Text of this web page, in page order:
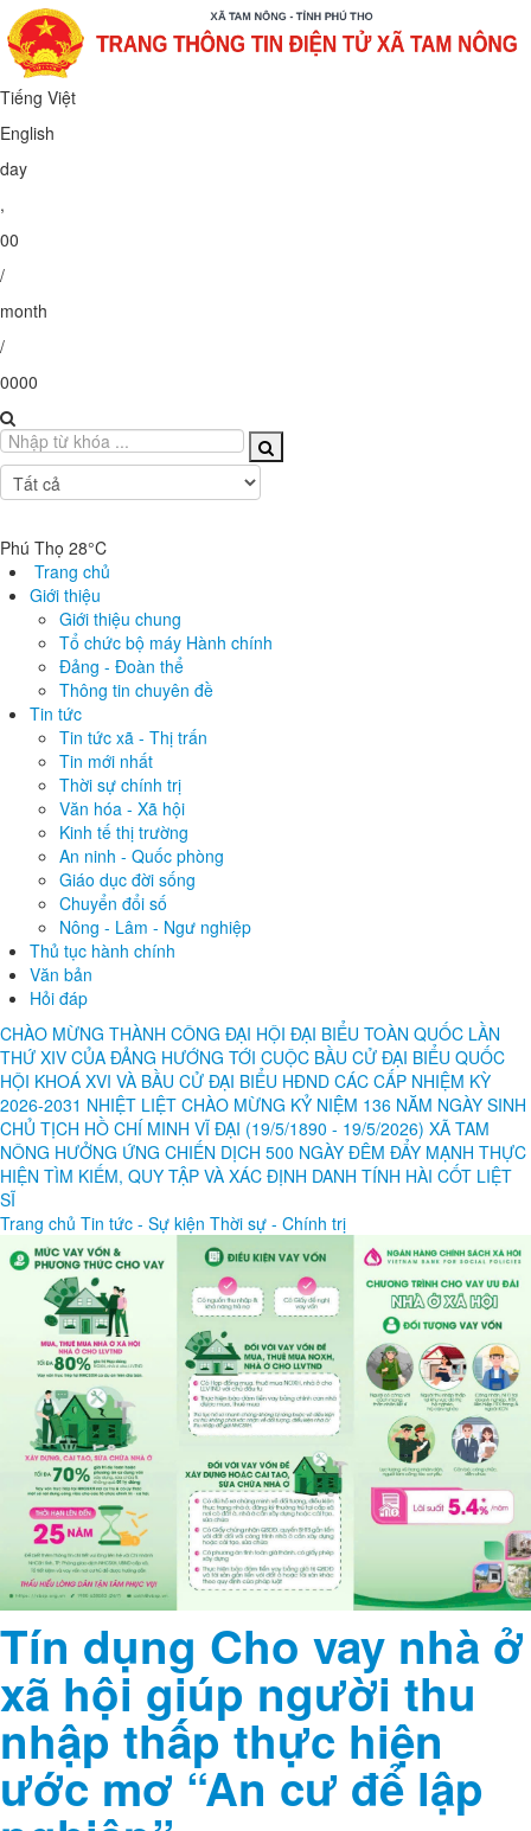
Tiếng Việt
English
day
,
00
/
month
/
0000
Phú Thọ 28°C
Trang chủ
Giới thiệu
Giới thiệu chung
Tổ chức bộ máy Hành chính
Đảng - Đoàn thể
Thông tin chuyên đề
Tin tức
Tin tức xã - Thị trấn
Tin mới nhất
Thời sự chính trị
Văn hóa - Xã hội
Kinh tế thị trường
An ninh - Quốc phòng
Giáo dục đời sống
Chuyển đổi số
Nông - Lâm - Ngư nghiệp
Thủ tục hành chính
Văn bản
Hỏi đáp
CHÀO MỪNG THÀNH CÔNG ĐẠI HỘI ĐẠI BIỂU TOÀN QUỐC LẦN
THỨ XIV CỦA ĐẢNG HƯỚNG TỚI CUỘC BẦU CỬ ĐẠI BIỂU QUỐC
HỘI KHOÁ XVI VÀ BẦU CỬ ĐẠI BIỂU HĐND CÁC CẤP NHIỆM KỲ
2026-2031 NHIỆT LIỆT CHÀO MỪNG KỶ NIỆM 136 NĂM NGÀY SINH
CHỦ TỊCH HỒ CHÍ MINH VĨ ĐẠI (19/5/1890 - 19/5/2026) XÃ TAM
NÔNG HƯỞNG ỨNG CHIẾN DỊCH 500 NGÀY ĐÊM ĐẨY MẠNH THỰC
HIỆN TÌM KIẾM, QUY TẬP VÀ XÁC ĐỊNH DANH TÍNH HÀI CỐT LIỆT
SĨ
Trang chủ Tin tức - Sự kiện Thời sự - Chính trị
Tín dụng Cho vay nhà ở
xã hội giúp người thu
nhập thấp thực hiện
ước mơ “An cư để lập